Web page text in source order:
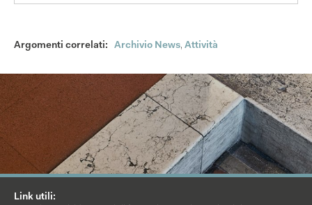
Argomenti correlati: Archivio News, Attività
Link utili: